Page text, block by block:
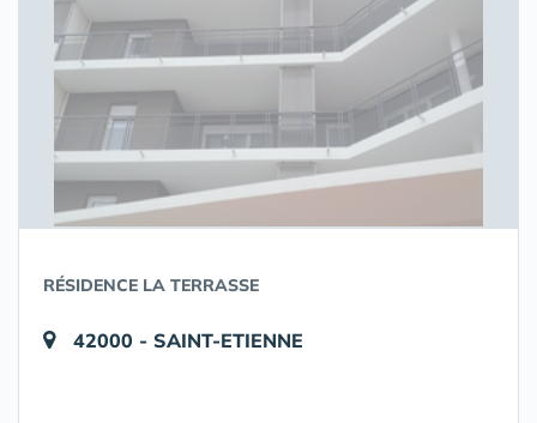
RÉSIDENCE LA TERRASSE
42000 - SAINT-ETIENNE